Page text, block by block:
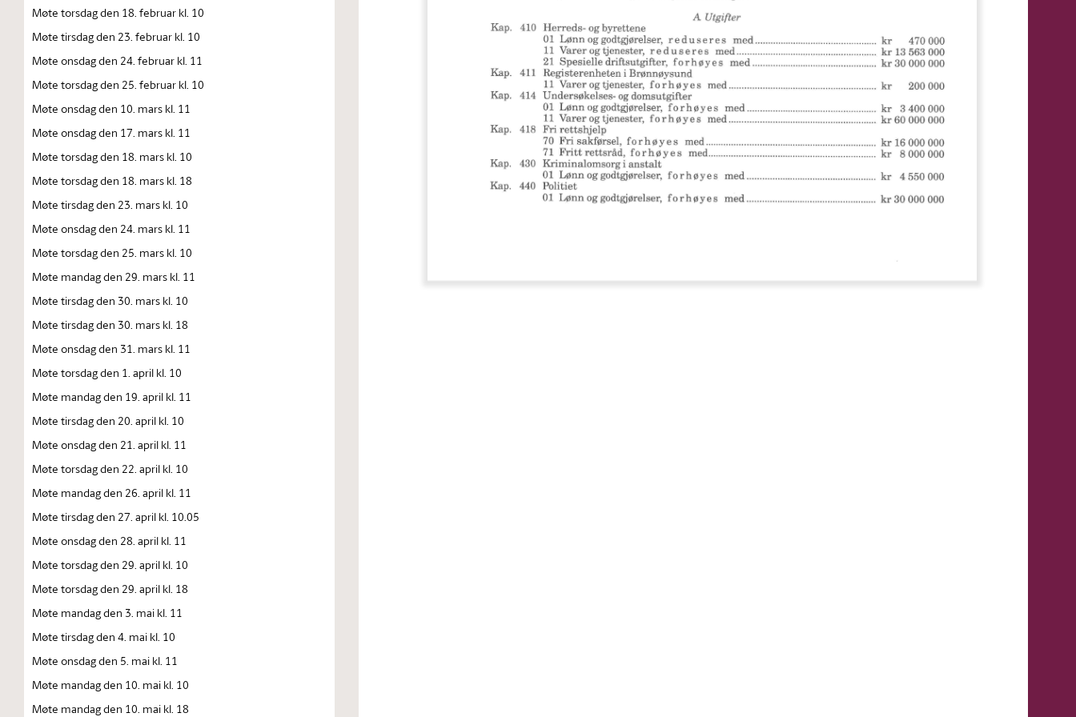
Møte torsdag den 18. februar kl. 10
Møte tirsdag den 23. februar kl. 10
Møte onsdag den 24. februar kl. 11
Møte torsdag den 25. februar kl. 10
Møte onsdag den 10. mars kl. 11
Møte onsdag den 17. mars kl. 11
Møte torsdag den 18. mars kl. 10
Møte torsdag den 18. mars kl. 18
Møte tirsdag den 23. mars kl. 10
Møte onsdag den 24. mars kl. 11
Møte torsdag den 25. mars kl. 10
Møte mandag den 29. mars kl. 11
Møte tirsdag den 30. mars kl. 10
Møte tirsdag den 30. mars kl. 18
Møte onsdag den 31. mars kl. 11
Møte torsdag den 1. april kl. 10
Møte mandag den 19. april kl. 11
Møte tirsdag den 20. april kl. 10
Møte onsdag den 21. april kl. 11
Møte torsdag den 22. april kl. 10
Møte mandag den 26. april kl. 11
Møte tirsdag den 27. april kl. 10.05
Møte onsdag den 28. april kl. 11
Møte torsdag den 29. april kl. 10
Møte torsdag den 29. april kl. 18
Møte mandag den 3. mai kl. 11
Møte tirsdag den 4. mai kl. 10
Møte onsdag den 5. mai kl. 11
Møte mandag den 10. mai kl. 10
Møte mandag den 10. mai kl. 18